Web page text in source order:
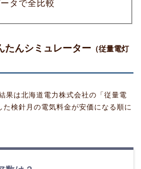
タで全比較
たんシミュレーター （従量電灯
果は北海道電力株式会社の「従量電
た検針月の電気料金が安価になる順に